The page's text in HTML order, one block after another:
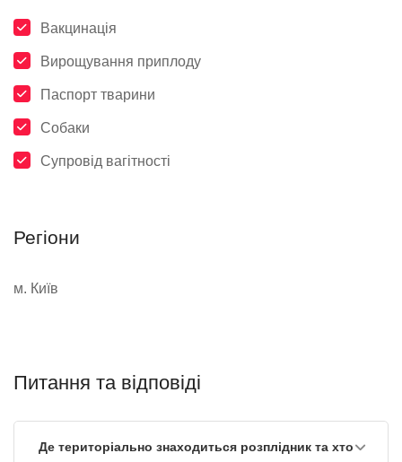
Вакцинація
Вирощування приплоду
Паспорт тварини
Собаки
Супровід вагітності
Регіони
м. Київ
Питання та відповіді
Де територіально знаходиться розплідник та хто